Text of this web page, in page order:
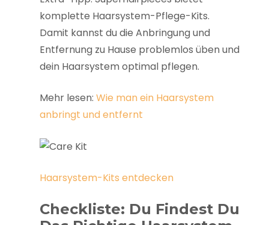
komplette Haarsystem-Pflege-Kits.
Damit kannst du die Anbringung und
Entfernung zu Hause problemlos üben und
dein Haarsystem optimal pflegen.
Mehr lesen:Wie man ein Haarsystem
anbringt und entfernt
Haarsystem-Kits entdecken
Checkliste: Du Findest Du